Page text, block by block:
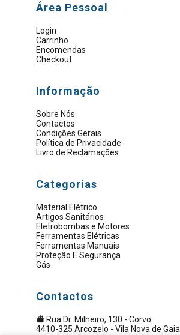
Área Pessoal
Login
Carrinho
Encomendas
Checkout
Informação
Sobre Nós
Contactos
Condições Gerais
Política de Privacidade
Livro de Reclamações
Categorias
Material Elétrico
Artigos Sanitários
Eletrobombas e Motores
Ferramentas Elétricas
Ferramentas Manuais
Proteção E Segurança
Gás
Contactos
Rua Dr. Milheiro, 130 - Corvo
4410-325 Arcozelo - Vila Nova de Gaia